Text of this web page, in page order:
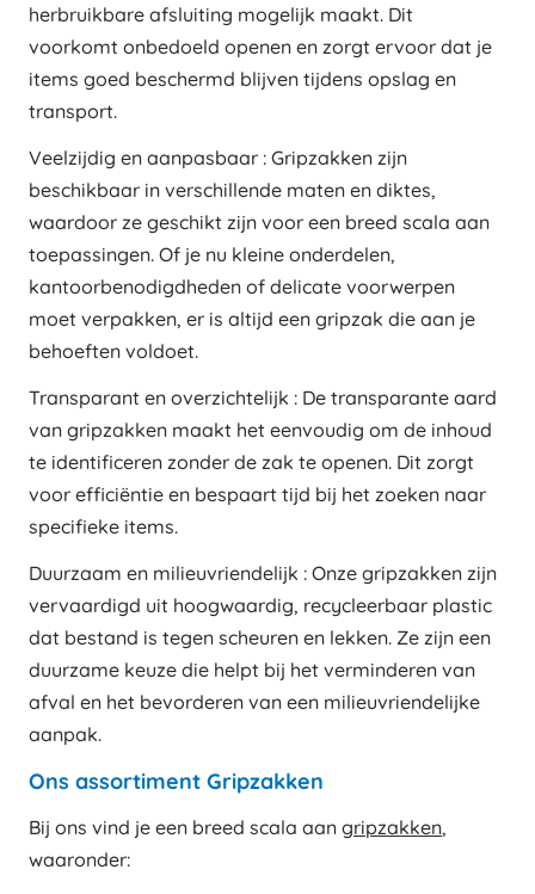
herbruikbare afsluiting mogelijk maakt. Dit
voorkomt onbedoeld openen en zorgt ervoor dat je
items goed beschermd blijven tijdens opslag en
transport.
Veelzijdig en aanpasbaar : Gripzakken zijn
beschikbaar in verschillende maten en diktes,
waardoor ze geschikt zijn voor een breed scala aan
toepassingen. Of je nu kleine onderdelen,
kantoorbenodigdheden of delicate voorwerpen
moet verpakken, er is altijd een gripzak die aan je
behoeften voldoet.
Transparant en overzichtelijk : De transparante aard
van gripzakken maakt het eenvoudig om de inhoud
te identificeren zonder de zak te openen. Dit zorgt
voor efficiëntie en bespaart tijd bij het zoeken naar
specifieke items.
Duurzaam en milieuvriendelijk : Onze gripzakken zijn
vervaardigd uit hoogwaardig, recycleerbaar plastic
dat bestand is tegen scheuren en lekken. Ze zijn een
duurzame keuze die helpt bij het verminderen van
afval en het bevorderen van een milieuvriendelijke
aanpak.
Ons assortiment Gripzakken
Bij ons vind je een breed scala aan gripzakken,
waaronder: